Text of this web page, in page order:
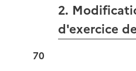
2.
d'exercice
70